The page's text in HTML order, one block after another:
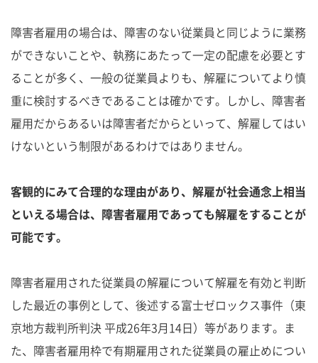
障害者雇用の場合は、障害のない従業員と同じように業務
ができないことや、執務にあたって一定の配慮を必要とす
ることが多く、一般の従業員よりも、解雇についてより慎
重に検討するべきであることは確かです。しかし、障害者
雇用だからあるいは障害者だからといって、解雇してはい
けないという制限があるわけではありません。
客観的にみて合理的な理由があり、解雇が社会通念上相当
といえる場合は、障害者雇用であっても解雇をすることが
可能です。
障害者雇用された従業員の解雇について解雇を有効と判断
した最近の事例として、後述する富士ゼロックス事件（東
京地方裁判所判決 平成26年3月14日）等があります。ま
た、障害者雇用枠で有期雇用された従業員の雇止めについ